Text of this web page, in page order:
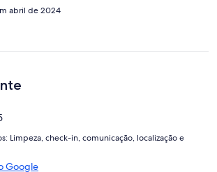
abril de 2024
Limpeza, check-in, comunicação, localização e
Google